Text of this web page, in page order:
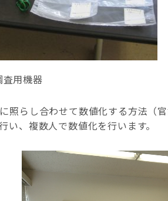
査用機器
照らし合わせて数値化する方法（
、複数人で数値化を行います。